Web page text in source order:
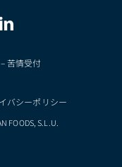
–苦情受付
バシーポリシー
FOODS, S.L.U.